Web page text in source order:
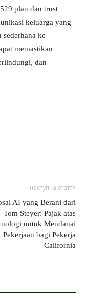
plan dan trust
keluarga yang
ke
memastikan
dan
наступна стаття
AI yang Berani dari
Tom Steyer: Pajak atas
untuk Mendanai
Pekerjaan bagi Pekerja
California